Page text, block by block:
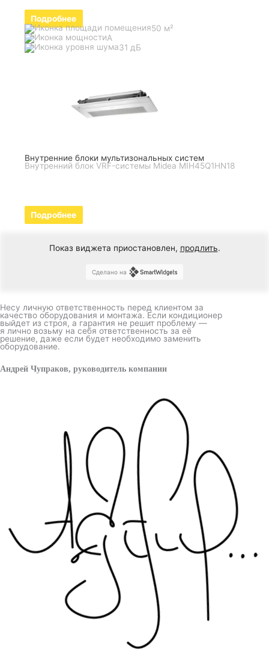
Подробнее
50 м²
A
31 дБ
Внутренние блоки мультизональных систем
Внутренний блок VRF-системы Midea MIH45Q1HN18
Подробнее
Показ виджета приостановлен, продлить.
Сделано на
Несу личную ответственность перед клиентом за
качество оборудования и монтажа. Если кондиционер
выйдет из строя, а гарантия не решит проблему —
я лично возьму на себя ответственность за её
решение, даже если будет необходимо заменить
оборудование.
Андрей Чупраков, руководитель компании